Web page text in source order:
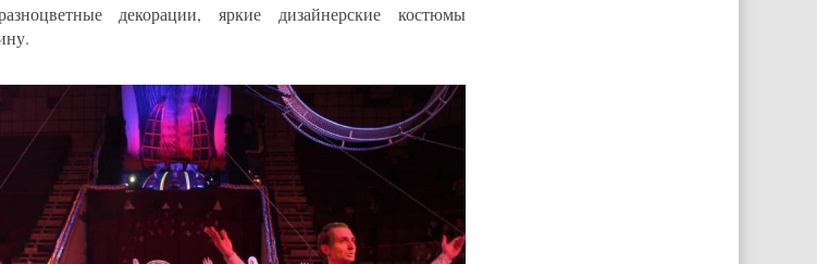
декорации, яркие дизайнерские костюмы